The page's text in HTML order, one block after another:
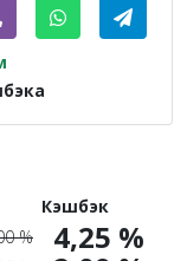
Кэшбэк
% 4,25 %